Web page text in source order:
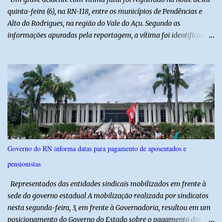
quinta-feira (6), na RN-118, entre os municípios de Pendências e
Alto do Rodrigues, na região do Vale do Açu. Segundo as
informações apuradas pela reportagem, a vítima foi identificada
quando, ao passar por uma curva, perdeu o controle do veículo e
acabou colidindo frontalmente com um caminhão pertencente à
empresa CLC. Com a violência do impacto, o motociclista morreu
ainda no local. A ambulância do Hospital de Alto do Rodrigues foi
acionada para prestar socorro, porém, ao chegar, a equipe
constatou que a vítima já estava sem sinais vitais. A força da
colisão foi tão intensa que diversas peças da motocicleta ficaram
espalhadas pela rodovia, evidenciando a gravidade do acidente. A
Polícia Militar realizou o isolamento da área para garantir a
Governo do RN informa datas para pagamento de aposentados e
pensionistas
Representados das entidades sindicais mobilizados em frente à
sede do governo estadual A mobilização realizada por sindicatos
nesta segunda-feira, 3, em frente à Governadoria, resultou em um
posicionamento do Governo do Estado sobre o pagamento dos